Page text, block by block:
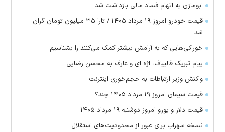
ابومازن به اتهام فساد مالی بازداشت شد
قیمت خودرو امروز ۱۹ مرداد ۱۴۰۵ / تارا ۳۵ میلیون تومان گران
شد
خوراکی‌هایی که به آرامش بیشتر کمک می‌کنند را بشناسیم
پیام تبریک قالیباف، اژه ای و عارف به محسن رضایی
واکنش وزیر ارتباطات به حجم‌خوری اینترنت
قیمت سیمان امروز ۱۹ مرداد ۱۴۰۵ چند؟
قیمت دلار و یورو امروز دوشنبه ۱۹ مرداد ۱۴۰۵
نسخه سهراب برای عبور از محدودیت‌های استقلال